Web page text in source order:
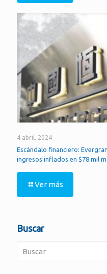
4 abril, 2024
Escándalo financiero:
ingresos inflados en $78 mil
Ver más
Buscar